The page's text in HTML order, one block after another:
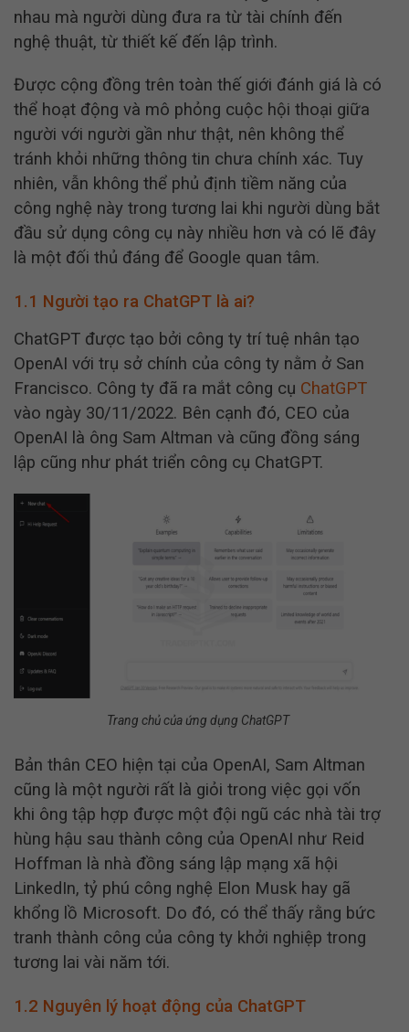
nhau mà người dùng đưa ra từ tài chính đến
nghệ thuật, từ thiết kế đến lập trình.
Được cộng đồng trên toàn thế giới đánh giá là có
thể hoạt động và mô phỏng cuộc hội thoại giữa
người với người gần như thật, nên không thể
tránh khỏi những thông tin chưa chính xác. Tuy
nhiên, vẫn không thể phủ định tiềm năng của
công nghệ này trong tương lai khi người dùng bắt
đầu sử dụng công cụ này nhiều hơn và có lẽ đây
là một đối thủ đáng để Google quan tâm.
1.1 Người tạo ra ChatGPT là ai?
ChatGPT được tạo bởi công ty trí tuệ nhân tạo
OpenAI với trụ sở chính của công ty nằm ở San
Francisco. Công ty đã ra mắt công cụ ChatGPT
vào ngày 30/11/2022. Bên cạnh đó, CEO của
OpenAI là ông Sam Altman và cũng đồng sáng
lập cũng như phát triển công cụ ChatGPT.
Trang chủ của ứng dụng ChatGPT
Bản thân CEO hiện tại của OpenAI, Sam Altman
cũng là một người rất là giỏi trong việc gọi vốn
khi ông tập hợp được một đội ngũ các nhà tài trợ
hùng hậu sau thành công của OpenAI như Reid
Hoffman là nhà đồng sáng lập mạng xã hội
LinkedIn, tỷ phú công nghệ Elon Musk hay gã
khổng lồ Microsoft. Do đó, có thể thấy rằng bức
tranh thành công của công ty khởi nghiệp trong
tương lai vài năm tới.
1.2 Nguyên lý hoạt động của ChatGPT